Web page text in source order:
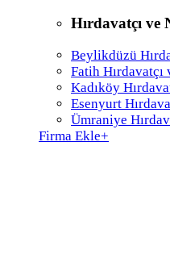
Hırdavatçı
Beylikdüzü
Fatih
Kadıköy
Esenyurt
Ümraniye
Firma Ekle+